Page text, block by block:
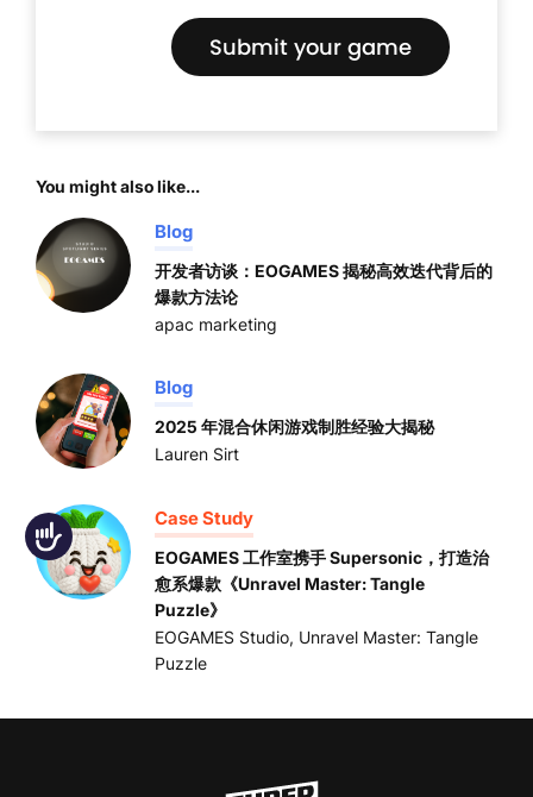
Accessibility
Submit your game
You might also like...
Blog
开发者访谈：EOGAMES 揭秘高效迭代背后的
爆款方法论
apac marketing
Blog
2025 年混合休闲游戏制胜经验大揭秘
Lauren Sirt
Case Study
EOGAMES 工作室携手 Supersonic，打造治
愈系爆款《Unravel Master: Tangle
Puzzle》
EOGAMES Studio, Unravel Master: Tangle
Puzzle